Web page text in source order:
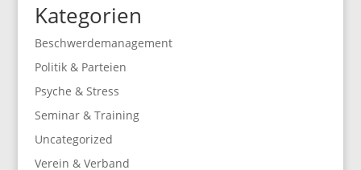
Kategorien
Beschwerdemanagement
Politik & Parteien
Psyche & Stress
Seminar & Training
Uncategorized
Verein & Verband